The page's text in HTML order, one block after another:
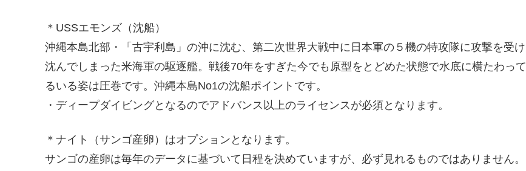
＊USSエモンズ（沈船）
沖縄本島北部・「古宇利島」の沖に沈む、第二次世界大戦中に日本軍の５機の特攻隊に攻撃を受け
沈んでしまった米海軍の駆逐艦。戦後70年をすぎた今でも原型をとどめた状態で水底に横たわって
るいる姿は圧巻です。沖縄本島No1の沈船ポイントです。
・ディープダイビングとなるのでアドバンス以上のライセンスが必須となります。
＊ナイト（サンゴ産卵）はオプションとなります。
サンゴの産卵は毎年のデータに基づいて日程を決めていますが、必ず見れるものではありません。